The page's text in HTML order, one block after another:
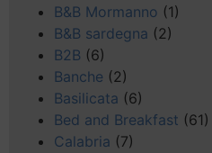
B&B Mormanno (1)
B&B sardegna (2)
B2B (6)
Banche (2)
Basilicata (6)
Bed and Breakfast (61)
Calabria (7)